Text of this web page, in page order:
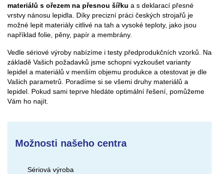
materiálů s ořezem na přesnou šířku a s deklarací přesné
vrstvy nánosu lepidla. Díky precizní práci českých strojařů je
možné lepit materiály citlivé na tah a vysoké teploty, jako jsou
například folie, pěny, papír a membrány.
Vedle sériové výroby nabízíme i testy předprodukčních vzorků. Na
základě Vašich požadavků jsme schopni vyzkoušet varianty
lepidel a materiálů v menším objemu produkce a otestovat je dle
Vašich parametrů. Poradíme si se všemi druhy materiálů a
lepidel. Pokud sami teprve hledáte optimální řešení, pomůžeme
Vám ho najít.
Možnosti našeho centra
Sériová výroba